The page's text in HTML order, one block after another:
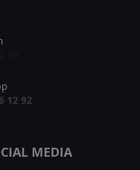
12 92
MEDIA